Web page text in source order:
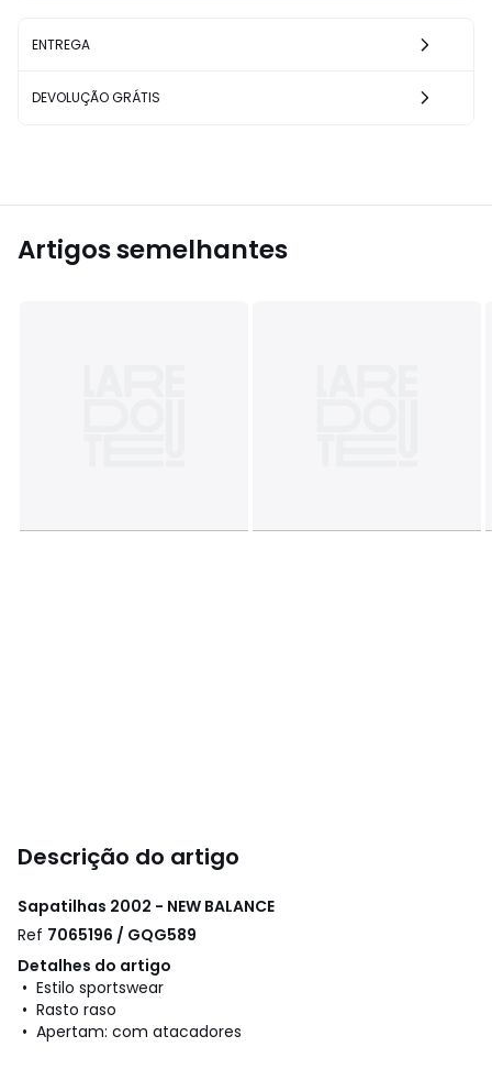
ENTREGA
DEVOLUÇÃO GRÁTIS
Artigos semelhantes
Descrição do artigo
Sapatilhas 2002 - NEW BALANCE
Ref 7065196 / GQG589
Detalhes do artigo
• Estilo sportswear
• Rasto raso
• Apertam: com atacadores